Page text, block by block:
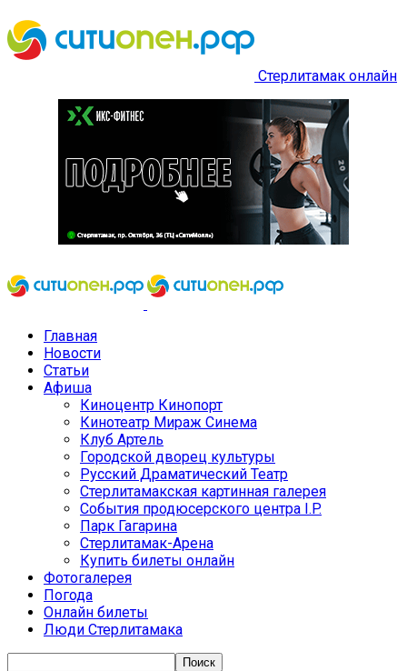
Стерлитамак онлайн
Главная
Новости
Статьи
Афиша
Киноцентр Кинопорт
Кинотеатр Мираж Синема
Клуб Артель
Городской дворец культуры
Русский Драматический Театр
Стерлитамакская картинная галерея
События продюсерского центра I.P.
Парк Гагарина
Стерлитамак-Арена
Купить билеты онлайн
Фотогалерея
Погода
Онлайн билеты
Люди Стерлитамака